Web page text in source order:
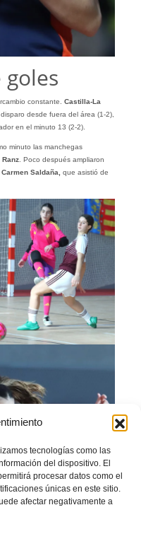
tecnologías como las
del dispositivo. El
procesar datos como el
únicas en este sitio.
afectar negativamente a
constante. Castilla-La
desde fuera del área (1-2),
en el minuto 13 (2-2).
minuto las manchegas
Ranz. Poco después ampliaron
Carmen Saldaña, que asistió de